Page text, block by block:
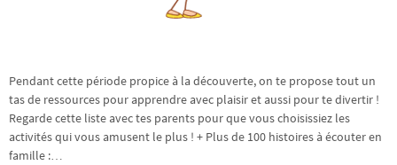
Pendant cette période propice à la découverte, on te propose tout un
tas de ressources pour apprendre avec plaisir et aussi pour te divertir !
Regarde cette liste avec tes parents pour que vous choisissiez les
activités qui vous amusent le plus ! + Plus de 100 histoires à écouter en
famille :…